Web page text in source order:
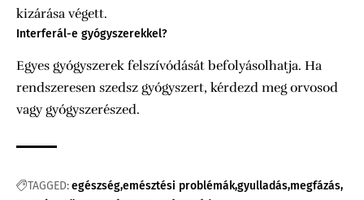
kizárása végett.
Interferál-e gyógyszerekkel?
Egyes gyógyszerek felszívódását befolyásolhatja. Ha
rendszeresen szedsz gyógyszert, kérdezd meg orvosod
vagy gyógyszerészed.
TAGGED:egészségemésztési problémákgyulladás megfázás